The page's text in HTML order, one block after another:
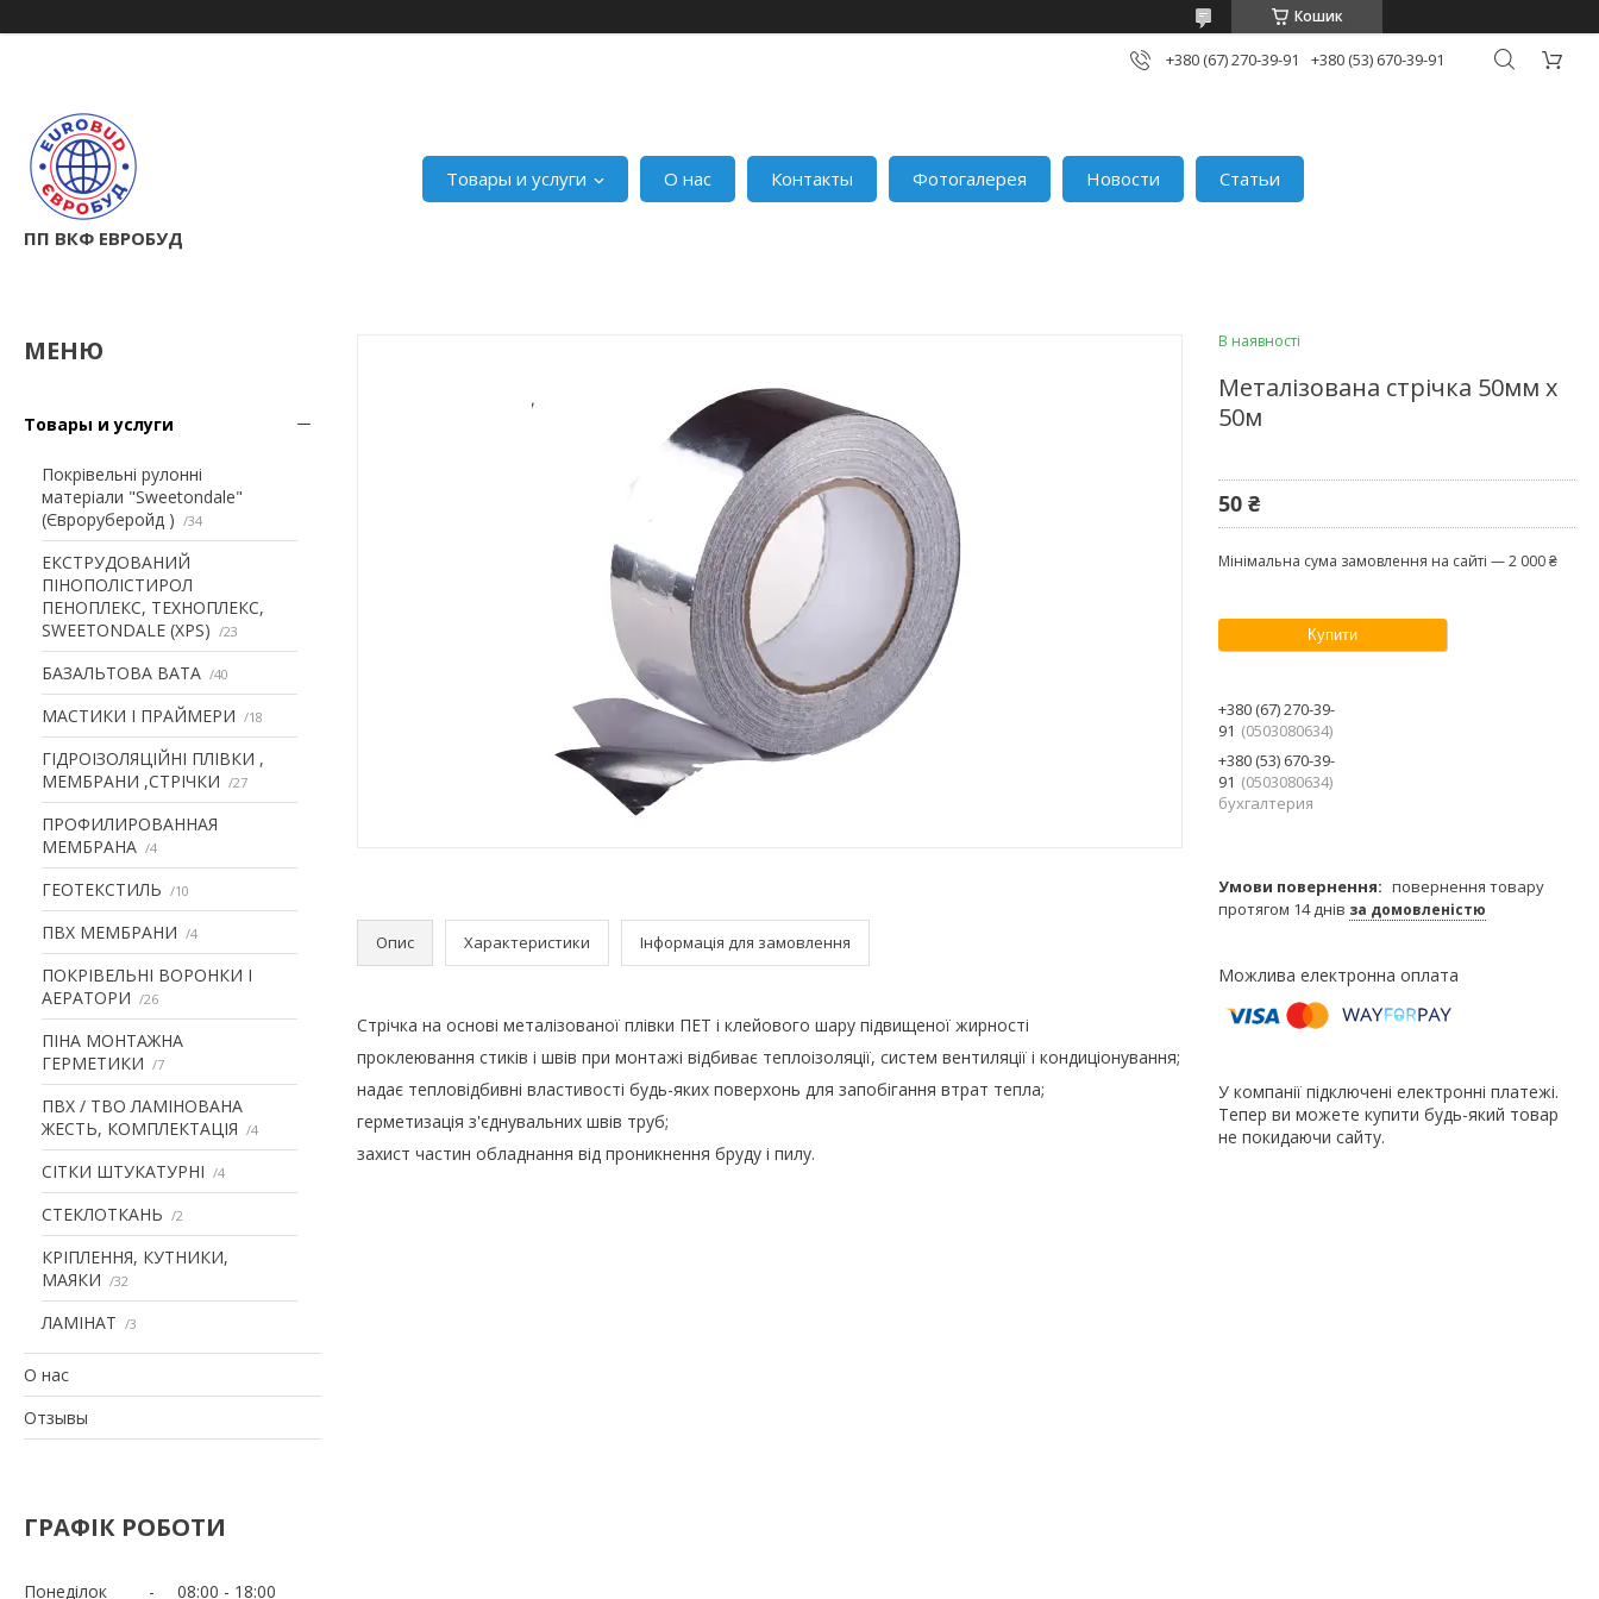
Кошик
+380 (67) 270-39-91 +380 (53) 670-39-91
ПП ВКФ ЕВРОБУД
Товары и услуги О нас Контакты Фотогалерея Новости Статьи
Товары и услуги
Покрівельні рулонні
матеріали "Sweetondale"
(Євроруберойд )
34
ЕКСТРУДОВАНИЙ
ПІНОПОЛІСТИРОЛ
ПЕНОПЛЕКС, ТЕХНОПЛЕКС,
SWEETONDALE (XPS)
23
БАЗАЛЬТОВА ВАТА 40
МАСТИКИ І ПРАЙМЕРИ 18
ГІДРОІЗОЛЯЦІЙНІ ПЛІВКИ ,
МЕМБРАНИ ,СТРІЧКИ
27
ПРОФИЛИРОВАННАЯ
МЕМБРАНА
4
ГЕОТЕКСТИЛЬ 10
ПВХ МЕМБРАНИ 4
ПОКРІВЕЛЬНІ ВОРОНКИ І
АЕРАТОРИ
26
ПІНА МОНТАЖНА
ГЕРМЕТИКИ
7
ПВХ / ТВО ЛАМІНОВАНА
ЖЕСТЬ, КОМПЛЕКТАЦІЯ
4
СІТКИ ШТУКАТУРНІ 4
СТЕКЛОТКАНЬ 2
КРІПЛЕННЯ, КУТНИКИ,
МАЯКИ
32
ЛАМІНАТ 3
О нас
Отзывы
ГРАФІК РОБОТИ
Понеділок 08:00 18:00
Опис Характеристики Інформація для замовлення
Стрічка на основі металізованої плівки ПЕТ і клейового шару підвищеної жирності
проклеювання стиків і швів при монтажі відбиває теплоізоляції, систем вентиляції і кондиціонування;
надає тепловідбивні властивості будь-яких поверхонь для запобігання втрат тепла;
герметизація з'єднувальних швів труб;
захист частин обладнання від проникнення бруду і пилу.
В наявності
Металізована стрічка 50мм х
50м
50 ₴
Мінімальна сума замовлення на сайті — 2 000 ₴
Купити
+380 (67) 270-39-
91
0503080634
+380 (53) 670-39-
91
0503080634
бухгалтерия
повернення товару
протягом 14 днів за домовленістю
У компанії підключені електронні платежі.
Тепер ви можете купити будь-який товар
не покидаючи сайту.